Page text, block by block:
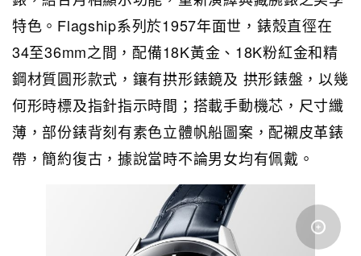
特色。Flagship系列於1957年面世，錶殼直徑在
34至36mm之間，配備18K黃金、18K粉紅金和精
鋼材質圓形款式，鑲有拱形錶鏡及 拱形錶盤，以幾
何形時標及指針指示時間；搭載手動機芯，尺寸纖
薄，部份錶背刻有素色立體帆船圖案，配襯皮革錶
帶，簡約復古，據說當時不論男女均有佩戴。